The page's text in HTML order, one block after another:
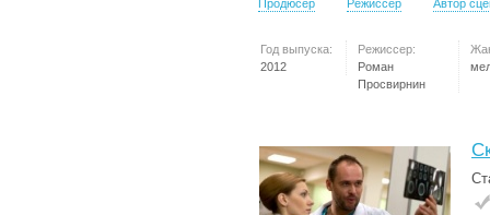
Продюсер Режиссер Автор
Год выпуска:
2012
Режиссер:
Роман
Просвирнин